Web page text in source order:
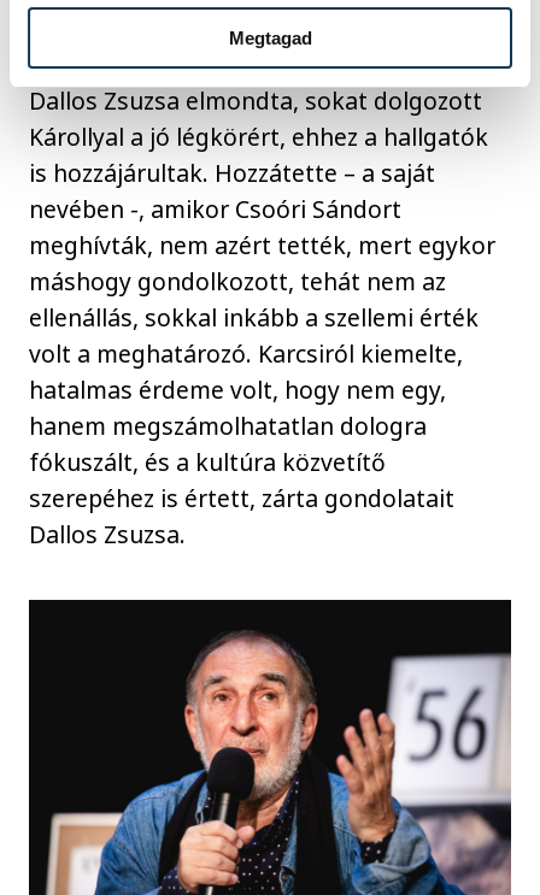
Megtagad
s arról, hogy személyesen ismerte.
Dallos Zsuzsa elmondta, sokat dolgozott
Károllyal a jó légkörért, ehhez a hallgatók
is hozzájárultak. Hozzátette – a saját
nevében -, amikor Csoóri Sándort
meghívták, nem azért tették, mert egykor
máshogy gondolkozott, tehát nem az
ellenállás, sokkal inkább a szellemi érték
volt a meghatározó. Karcsiról kiemelte,
hatalmas érdeme volt, hogy nem egy,
hanem megszámolhatatlan dologra
fókuszált, és a kultúra közvetítő
szerepéhez is értett, zárta gondolatait
Dallos Zsuzsa.